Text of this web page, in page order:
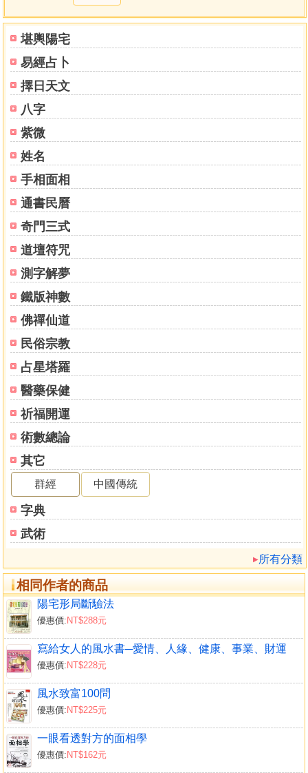
堪輿陽宅
易經占卜
擇日天文
八字
紫微
姓名
手相面相
通書民曆
奇門三式
道壇符咒
測字解夢
鐵版神數
佛禪仙道
民俗宗教
占星塔羅
醫藥保健
祈福開運
術數總論
其它
群經 中國傳統
字典
武術
所有分類
相同作者的商品
陽宅形局斷驗法
優惠價: NT$288元
寫給女人的風水書─愛情、人緣、健康、事業、財運
優惠價: NT$228元
風水致富100問
優惠價: NT$225元
一眼看透對方的面相學
優惠價: NT$162元
叫南幹龍，長江和黃河之間的幹龍叫中幹龍，黃河北面的幹
龍叫北幹龍。三大幹龍同是昆崙山南龍的分枝。
枝龍即幹龍的枝脈，即大龍脈所分枝的小龍脈。風水家
認為，龍穴以幹龍結穴為佳，故尋龍應以幹龍為主，枝龍有
穴雖有形，不若干龍為至精。因枝葉繁亂，多非正穴。
平洋之地，是指地勢平坦而多河流穿行的地帶，則以水
為龍。
龍穴，即是山脈形勢結構氣息藏聚的地方。
真龍必結穴。
有的要行數百里結穴，有的數十里結穴，也有的數百步
即結穴。
中國傳統的風水理論認為，陰宅和陽宅的風水，對於後
代子孫的富貴貧窮、禍福吉凶有重大的影響。如果在真龍真
穴上安墳立宅，就會獲得不可思議的力量和功德。
清東陵是中國現存規模最大、體系最完整的古帝陵建
築。
整個陵園沿燕山餘脈而建，北以昌瑞山為靠山，南以金
輔，西側西大河與東邊馬蘭河東西夾流，擁護著這塊難得的
風水寶地。
有野史記載，當初選陵址時，順治皇帝來到馬蘭峪鎮一
帶鳳臺山的一處高坡，登高遠眺，發現這裡形似一個完美無
缺的金甌，忍不住讚歎道：「此山王氣蔥鬱非常，可以為朕
壽宮！」說完，他將手上佩戴的白玉扳指取下，扔下山坡，
道：「落地之處定為穴。」於是群臣在扳指停落的地方打樁
作記。後來，在這裡建起了清東陵的第一座陵寢，即順治皇
帝的孝陵。
更神奇的是，當時著名的風水師在給孝陵點穴時，金針
竟然穿白玉扳指而過。
可見，找到好的龍穴難得，點對穴更難得。
天地廣闊無邊，龍脈數不勝數，龍穴也是遍布四野。
本書的故事，講的就是被譽為「地仙」的風水師林青龍
和弟子蔡之元受邀從大陸來到臺灣，是如何一路追蹤、觀摩
龍脈，進而發現真龍真穴，最後找到最佳風水格局的。
故事的主角林青龍先生本事極大，天星地卦、望氣式
占、追龍點穴、八字擇日、厭勝鎮邪、摸骨相面等等，無所
不知、無所不能。
而在尋龍脈期間所發生的一系列故事，更是曲折離奇，
有料、有趣。
不僅如此，作者還精確繪製了大量的風水巒頭圖，並實
地拍攝了一系列實景圖，並搭配毛澤東、鄧小平、朱德、馬
英九、連戰等名人的祖塋和祖宅的風水格局說明，將精深的
風水之學以簡單的圖表生動表達，讓風水學變得更容易。
風水關乎人生禍福，我們不妨泡一杯茶，打開這本書，
在故事裡學習尋龍點穴的妙法，勘破名川大山背後的玄機！
自序 風水關乎人生禍福